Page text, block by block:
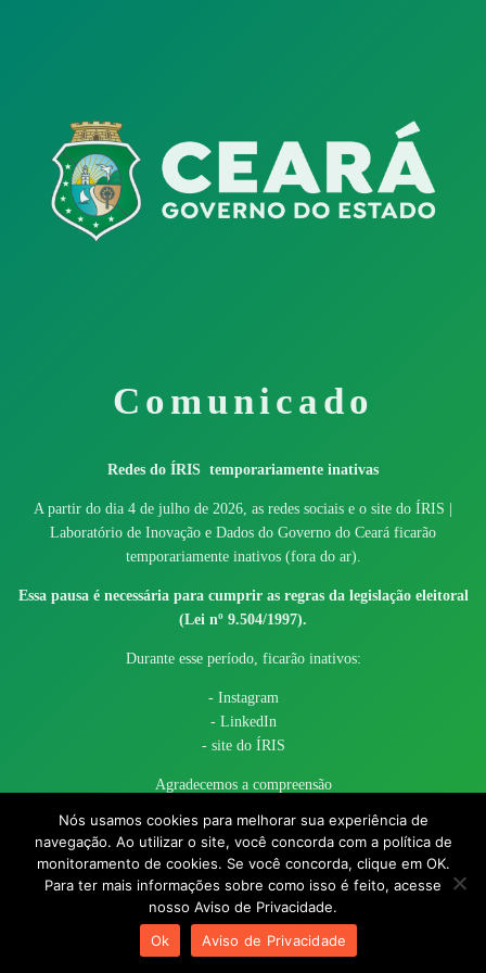
Comunicado
Redes do ÍRIS temporariamente inativas
A partir do dia 4 de julho de 2026, as redes sociais e o site do ÍRIS |
Laboratório de Inovação e Dados do Governo do Ceará ficarão
temporariamente inativos (fora do ar).
Essa pausa é necessária para cumprir as regras da legislação eleitoral
(Lei nº 9.504/1997).
Durante esse período, ficarão inativos:
- Instagram
- LinkedIn
- site do ÍRIS
Agradecemos a compreensão
© 2017 - 2026 – Governo do Estado do Ceará todos os direitos
reservados
Nós usamos cookies para melhorar sua experiência de
navegação. Ao utilizar o site, você concorda com a política de
monitoramento de cookies. Se você concorda, clique em OK.
Para ter mais informações sobre como isso é feito, acesse
nosso Aviso de Privacidade.
Ok
Aviso de Privacidade